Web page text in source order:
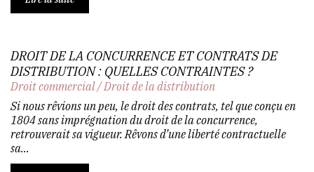
DROIT DE LA CONCURRENCE ET CONTRATS DE
DISTRIBUTION : QUELLES CONTRAINTES ?
Droit commercial/Droit de la distribution
Si nous rêvions un peu, le droit des contrats, tel que conçu en
1804 sans imprégnation du droit de la concurrence,
retrouverait sa vigueur. Rêvons d’une liberté contractuelle
sa...